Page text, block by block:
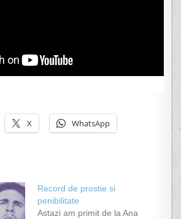
X WhatsApp
Record de prostie si
penibilitate
Astazi am primit de la Ana